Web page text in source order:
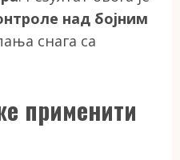
над бојним
снага са
применити